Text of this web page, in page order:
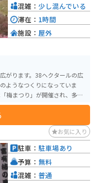
がります。38ヘクタールの広
ようなつくりになっていま
梅まつり」が開催され、多く
混雑： 少し混んでいる
滞在： 1時間
施設： 屋外
お気に入り
駐車： 駐車場あり
予算： 無料
混雑： 普通